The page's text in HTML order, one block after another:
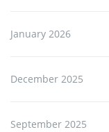
January 2026
December 2025
September 2025